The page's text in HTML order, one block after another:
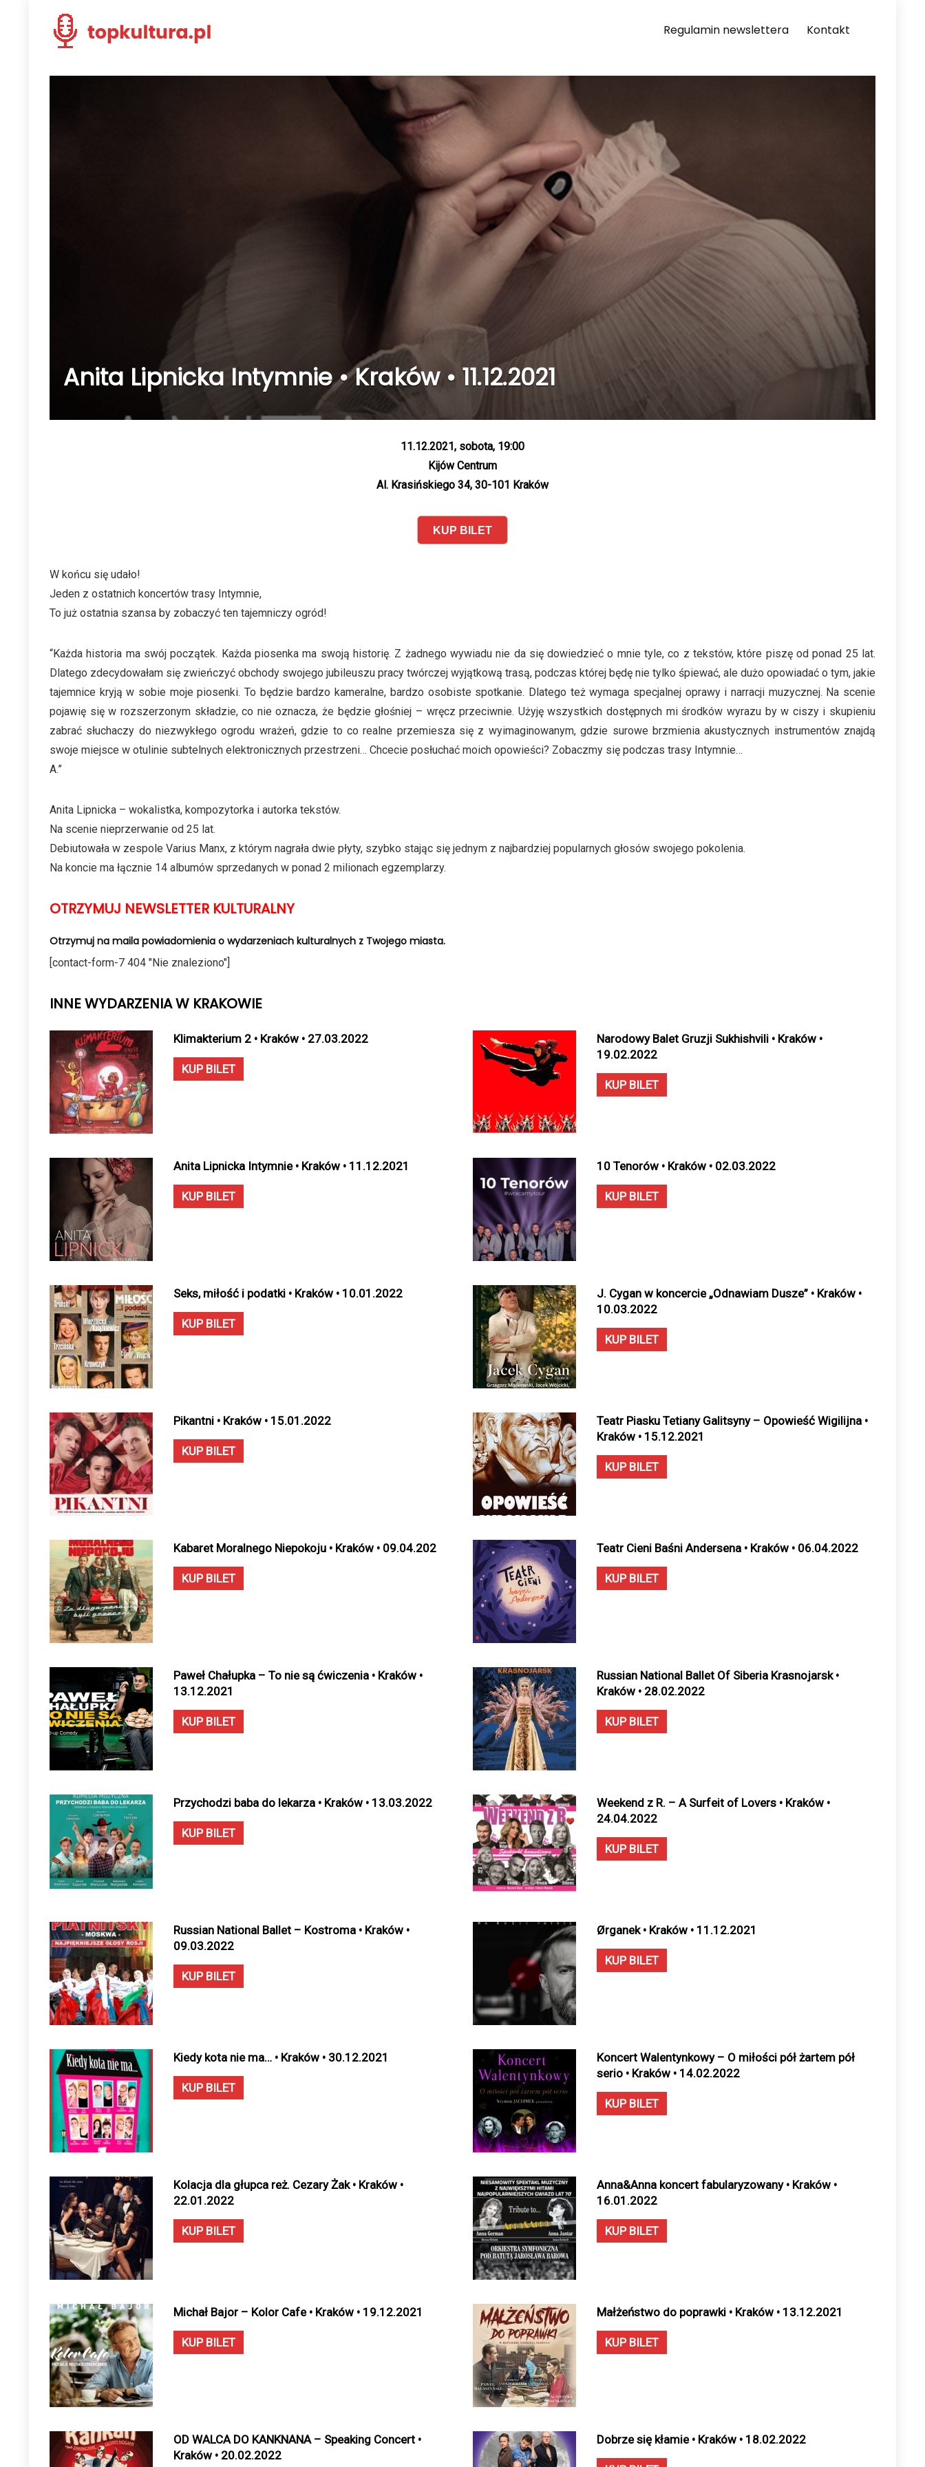
Regulamin newslettera Kontakt
Anita Lipnicka Intymnie • Kraków • 11.12.2021
11.12.2021, sobota, 19:00
Kijów Centrum
Al. Krasińskiego 34, 30-101 Kraków
KUP BILET
W końcu się udało!
Jeden z ostatnich koncertów trasy Intymnie,
To już ostatnia szansa by zobaczyć ten tajemniczy ogród!
“Każda historia ma swój początek. Każda piosenka ma swoją historię. Z żadnego wywiadu nie da się dowiedzieć o mnie tyle, co z tekstów, które piszę od ponad 25 lat.
Dlatego zdecydowałam się zwieńczyć obchody swojego jubileuszu pracy twórczej wyjątkową trasą, podczas której będę nie tylko śpiewać, ale dużo opowiadać o tym, jakie
tajemnice kryją w sobie moje piosenki. To będzie bardzo kameralne, bardzo osobiste spotkanie. Dlatego też wymaga specjalnej oprawy i narracji muzycznej. Na scenie
pojawię się w rozszerzonym składzie, co nie oznacza, że będzie głośniej – wręcz przeciwnie. Użyję wszystkich dostępnych mi środków wyrazu by w ciszy i skupieniu
zabrać słuchaczy do niezwykłego ogrodu wrażeń, gdzie to co realne przemiesza się z wyimaginowanym, gdzie surowe brzmienia akustycznych instrumentów znajdą
swoje miejsce w otulinie subtelnych elektronicznych przestrzeni… Chcecie posłuchać moich opowieści? Zobaczmy się podczas trasy Intymnie…
A.”
Anita Lipnicka – wokalistka, kompozytorka i autorka tekstów.
Na scenie nieprzerwanie od 25 lat.
Debiutowała w zespole Varius Manx, z którym nagrała dwie płyty, szybko stając się jednym z najbardziej popularnych głosów swojego pokolenia.
Na koncie ma łącznie 14 albumów sprzedanych w ponad 2 milionach egzemplarzy.
OTRZYMUJ NEWSLETTER KULTURALNY
Otrzymuj na maila powiadomienia o wydarzeniach kulturalnych z Twojego miasta.
[contact-form-7 404 "Nie znaleziono"]
INNE WYDARZENIA W KRAKOWIE
Klimakterium 2 • Kraków • 27.03.2022
KUP BILET
Narodowy Balet Gruzji Sukhishvili • Kraków •
19.02.2022
KUP BILET
Anita Lipnicka Intymnie • Kraków • 11.12.2021
KUP BILET
10 Tenorów • Kraków • 02.03.2022
KUP BILET
Seks, miłość i podatki • Kraków • 10.01.2022
KUP BILET
J. Cygan w koncercie „Odnawiam Dusze” • Kraków •
10.03.2022
KUP BILET
Pikantni • Kraków • 15.01.2022
KUP BILET
Teatr Piasku Tetiany Galitsyny – Opowieść Wigilijna •
Kraków • 15.12.2021
KUP BILET
Kabaret Moralnego Niepokoju • Kraków • 09.04.202
KUP BILET
Teatr Cieni Baśni Andersena • Kraków • 06.04.2022
KUP BILET
Paweł Chałupka – To nie są ćwiczenia • Kraków •
13.12.2021
KUP BILET
Russian National Ballet Of Siberia Krasnojarsk •
Kraków • 28.02.2022
KUP BILET
Przychodzi baba do lekarza • Kraków • 13.03.2022
KUP BILET
Weekend z R. – A Surfeit of Lovers • Kraków •
24.04.2022
KUP BILET
Russian National Ballet – Kostroma • Kraków •
09.03.2022
KUP BILET
Ørganek • Kraków • 11.12.2021
KUP BILET
Kiedy kota nie ma… • Kraków • 30.12.2021
KUP BILET
Koncert Walentynkowy – O miłości pół żartem pół
serio • Kraków • 14.02.2022
KUP BILET
Kolacja dla głupca reż. Cezary Żak • Kraków •
22.01.2022
KUP BILET
Anna&Anna koncert fabularyzowany • Kraków •
16.01.2022
KUP BILET
Michał Bajor – Kolor Cafe • Kraków • 19.12.2021
KUP BILET
Małżeństwo do poprawki • Kraków • 13.12.2021
KUP BILET
OD WALCA DO KANKNANA – Speaking Concert •
Kraków • 20.02.2022
Dobrze się kłamie • Kraków • 18.02.2022